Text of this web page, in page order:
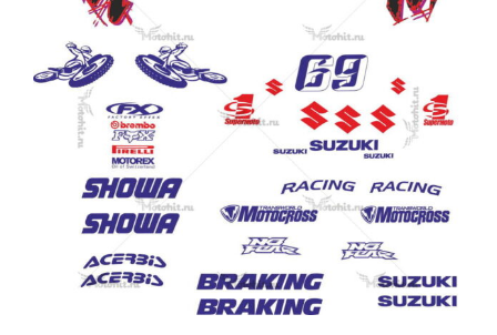
несколько
вариаций.
Опции
можно
выбрать
странице
товара.